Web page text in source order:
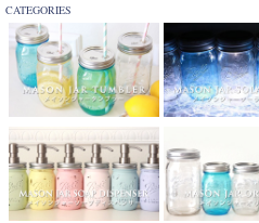
CATEGORIES